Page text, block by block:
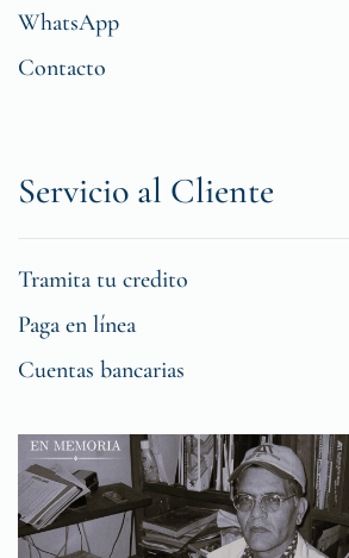
WhatsApp
Contacto
Servicio al Cliente
Tramita tu credito
Paga en línea
Cuentas bancarias